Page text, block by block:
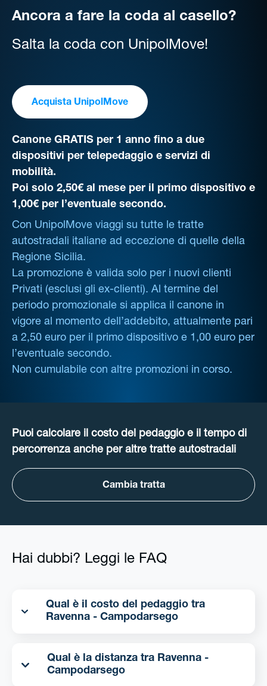
Ancora a fare la coda al casello?
Salta la coda con UnipolMove!
Acquista UnipolMove
Canone GRATIS per 1 anno fino a due
dispositivi per telepedaggio e servizi di
mobilità.
Poi solo 2,50€ al mese per il primo dispositivo e
1,00€ per l’eventuale secondo.
Con UnipolMove viaggi su tutte le tratte
autostradali italiane ad eccezione di quelle della
Regione Sicilia.
La promozione è valida solo per i nuovi clienti
Privati (esclusi gli ex-clienti). Al termine del
periodo promozionale si applica il canone in
vigore al momento dell’addebito, attualmente pari
a 2,50 euro per il primo dispositivo e 1,00 euro per
l’eventuale secondo.
Non cumulabile con altre promozioni in corso.
Puoi calcolare il costo del pedaggio e il tempo di
percorrenza anche per altre tratte autostradali
Cambia tratta
Hai dubbi? Leggi le FAQ
Qual è il costo del pedaggio tra
Ravenna - Campodarsego
Qual è la distanza tra Ravenna -
Campodarsego